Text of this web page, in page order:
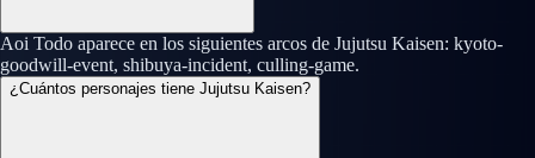
Aoi Todo aparece en los siguientes arcos de Jujutsu Kaisen: kyoto-
goodwill-event, shibuya-incident, culling-game.
¿Cuántos personajes tiene Jujutsu Kaisen?